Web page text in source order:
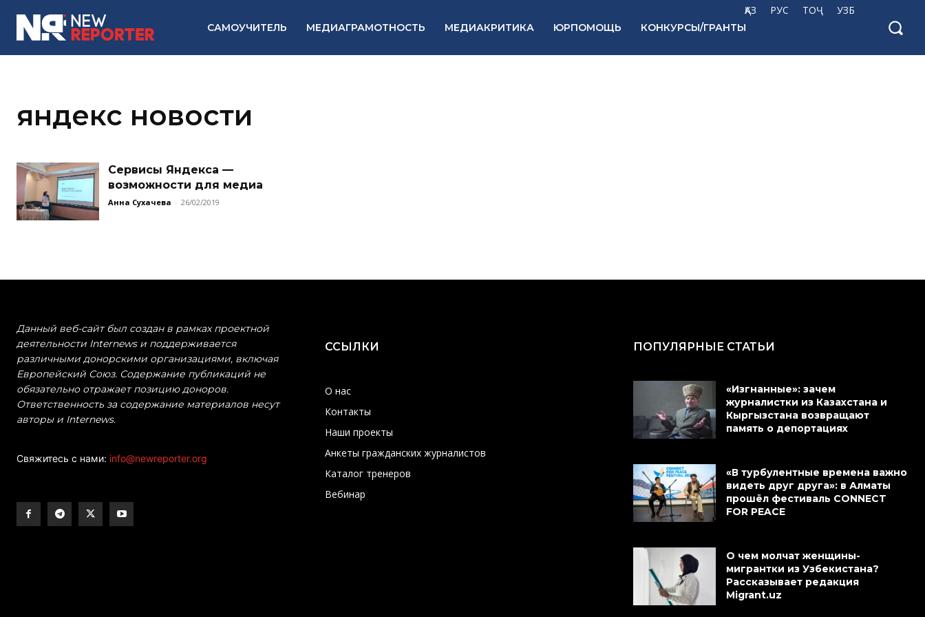
ҚАЗ РУС ТОҶ УЗБ
САМОУЧИТЕЛЬ МЕДИАГРАМОТНОСТЬ МЕДИАКРИТИКА ЮРПОМОЩЬ КОНКУРСЫ/ГРАНТЫ
яндекс новости
Cервисы Яндекса —
возможности для медиа
Анна Сухачева - 26/02/2019
Данный веб-сайт был создан в рамках проектной
деятельности Internews и поддерживается
различными донорскими организациями, включая
Европейский Союз. Содержание публикаций не
обязательно отражает позицию доноров.
Ответственность за содержание материалов несут
авторы и Internews.
Свяжитесь с нами: info@newreporter.org
ССЫЛКИ
О нас
Контакты
Наши проекты
Анкеты гражданских журналистов
Каталог тренеров
Вебинар
ПОПУЛЯРНЫЕ СТАТЬИ
«Изгнанные»: зачем
журналистки из Казахстана и
Кыргызстана возвращают
память о депортациях
«В турбулентные времена важно
видеть друг друга»: в Алматы
прошёл фестиваль CONNECT
FOR PEACE
О чем молчат женщины-
мигрантки из Узбекистана?
Рассказывает редакция
Migrant.uz